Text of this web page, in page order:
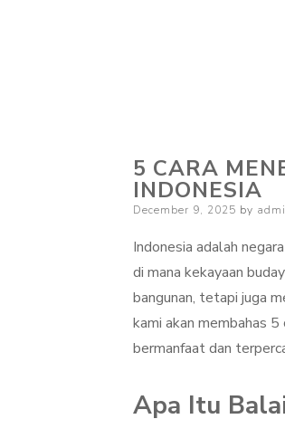
5 CARA
INDONESIA
Posted
December 9, 2025 by
Indonesia adalah
di mana kekayaan
bangunan, tetapi juga
kami akan membahas
bermanfaat dan
Apa Itu